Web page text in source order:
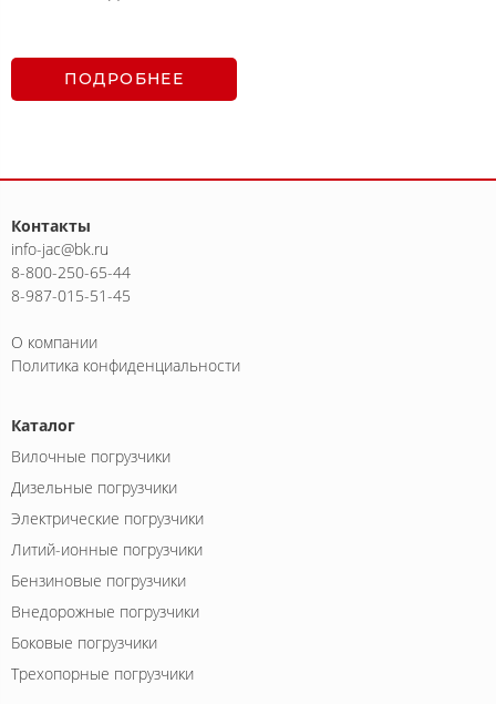
ПОДРОБНЕЕ
Контакты
info-jac@bk.ru
8-800-250-65-44
8-987-015-51-45
О компании
Политика конфиденциальности
Каталог
Вилочные погрузчики
Дизельные погрузчики
Электрические погрузчики
Литий-ионные погрузчики
Бензиновые погрузчики
Внедорожные погрузчики
Боковые погрузчики
Трехопорные погрузчики